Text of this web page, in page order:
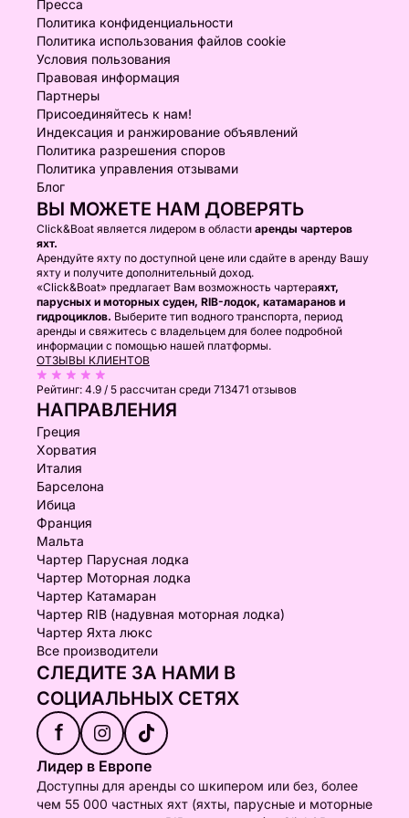
Пресса
Политика конфиденциальности
Политика использования файлов cookie
Условия пользования
Правовая информация
Партнеры
Присоединяйтесь к нам!
Индексация и ранжирование объявлений
Политика разрешения споров
Политика управления отзывами
Блог
ВЫ МОЖЕТЕ НАМ ДОВЕРЯТЬ
Click&Boat является лидером в области аренды чартеров
яхт.
Арендуйте яхту по доступной цене или сдайте в аренду Вашу
яхту и получите дополнительный доход.
«Click&Boat» предлагает Вам возможность чартераяхт,
парусных и моторных суден, RIB-лодок, катамаранов и
гидроциклов. Выберите тип водного транспорта, период
аренды и свяжитесь с владельцем для более подробной
информации с помощью нашей платформы.
ОТЗЫВЫ КЛИЕНТОВ
Рейтинг: 4.9 / 5 рассчитан среди 713471 отзывов
НАПРАВЛЕНИЯ
Греция
Хорватия
Италия
Барселона
Ибица
Франция
Мальта
Чартер Парусная лодка
Чартер Моторная лодка
Чартер Катамаран
Чартер RIB (надувная моторная лодка)
Чартер Яхта люкс
Все производители
СЛЕДИТЕ ЗА НАМИ В
СОЦИАЛЬНЫХ СЕТЯХ
f
Лидер в Европе
Доступны для аренды со шкипером или без, более
чем 55 000 частных яхт (яхты, парусные и моторные